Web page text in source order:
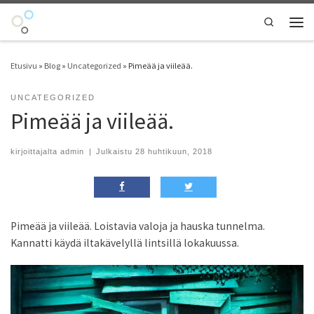
Skip to content
Search
Etusivu » Blog » Uncategorized » Pimeää ja viileää.
UNCATEGORIZED
Pimeää ja viileää.
kirjoittajalta admin | Julkaistu28 huhtikuun, 2018
Pimeää ja viileää. Loistavia valoja ja hauska tunnelma.
Kannatti käydä iltakävelyllä lintsillä lokakuussa.